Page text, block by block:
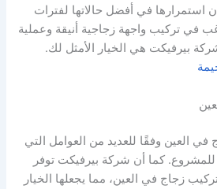
استمرارها في أفضل حالاتها لفترات
في تركيب واجهة زجاجية أنيقة وعملية
بيرفيكت هي الخيار الأمثل لك.
العين وفقًا للعديد من العوامل التي
للمشروع. كما أن شركة بيرفيكت توفر
زجاج في العين، مما يجعلها الخيار